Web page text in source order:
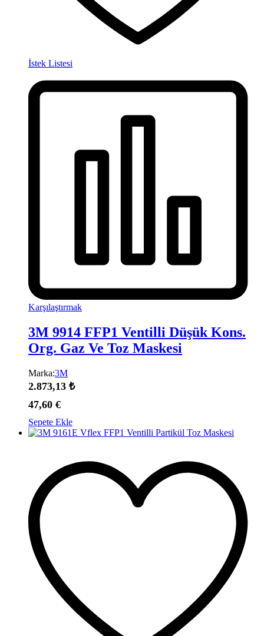
İstek Listesi
Karşılaştırmak
3M 9914 FFP1 Ventilli Düşük Kons.
Org. Gaz Ve Toz Maskesi
Marka:3M
2.873,13 ₺
47,60 €
Sepete Ekle